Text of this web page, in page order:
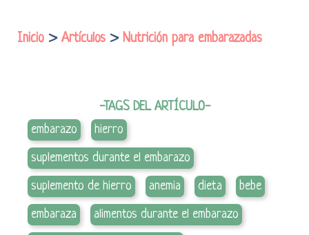
Inicio > Artículos > Nutrición para embarazadas
-TAGS DEL ARTÍCULO-
embarazo
hierro
suplementos durante el embarazo
suplemento de hierro anemia dieta bebe
embaraza alimentos durante el embarazo